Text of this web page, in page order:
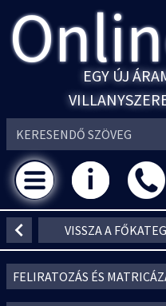
EGY ÚJ
VISSZA A
FELIRATOZÁS ÉS